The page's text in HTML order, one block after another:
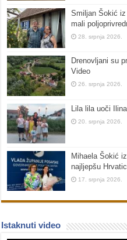
Smiljan Šokić
mali
28. srpnja 2026.
Drenovljani su
Video
26. srpnja 2026.
Lila lila uoči
20. srpnja 2026.
Mihaela Šokić
najljepšu
17. srpnja 2026.
Istaknuti video